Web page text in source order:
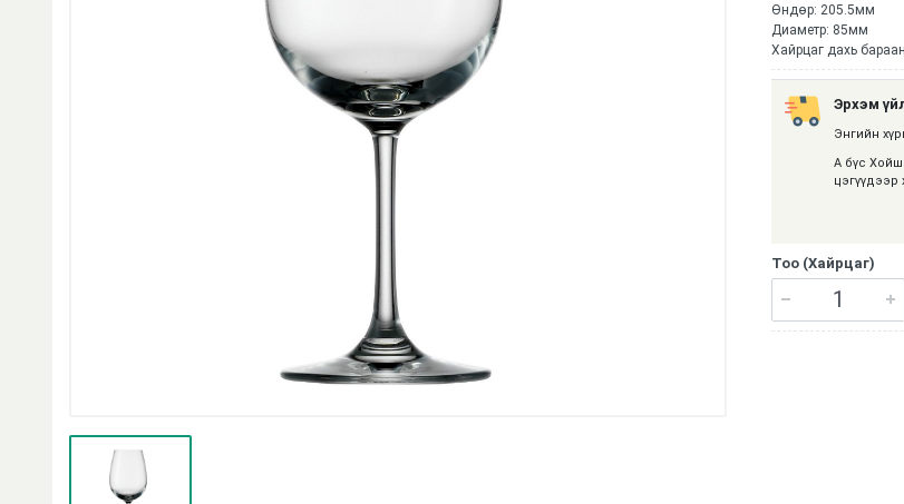
Өндөр: 205.5мм
Диаметр: 85мм
Хайрцаг дахь
Эрхэм
Энгийн
А бүс
цэгүүдээр
Тоо (Хайрцаг)